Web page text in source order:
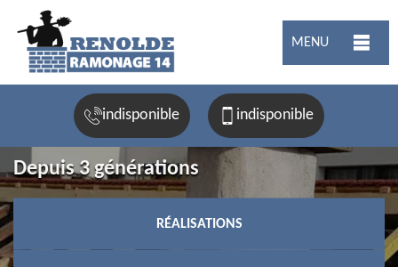
MENU
indisponible indisponible
Depuis 3 générations
RÉALISATIONS